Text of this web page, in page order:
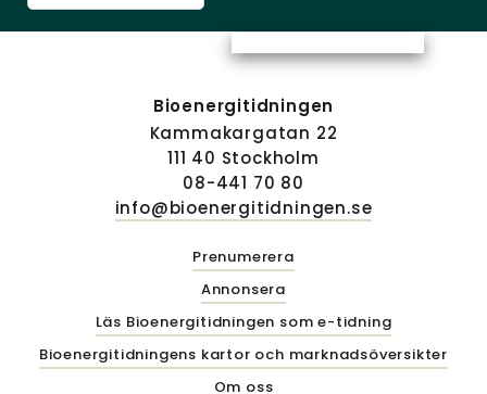
Bioenergitidningen
Kammakargatan 22
111 40 Stockholm
08-441 70 80
info@bioenergitidningen.se
Prenumerera
Annonsera
Läs Bioenergitidningen som e-tidning
Bioenergitidningens kartor och marknadsöversikter
Om oss